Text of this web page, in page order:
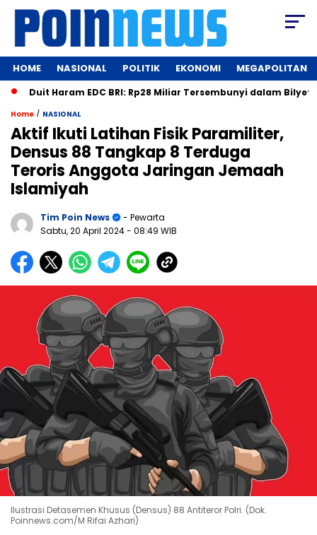
HOME NASIONAL POLITIK EKONOMI MEGAPOLITAN
Haram EDC BRI: Rp28 Miliar Tersembunyi dalam Bilyet
Home / NASIONAL
Aktif Ikuti Latihan Fisik Paramiliter,
Densus 88 Tangkap 8 Terduga
Teroris Anggota Jaringan Jemaah
Islamiyah
Tim Poin News
- Pewarta
Sabtu, 20 April 2024- 08:49 WIB
Ilustrasi Detasemen Khusus (Densus) 88 Antiteror Polri. (Dok.
Poinnews.com/M Rifai Azhari)